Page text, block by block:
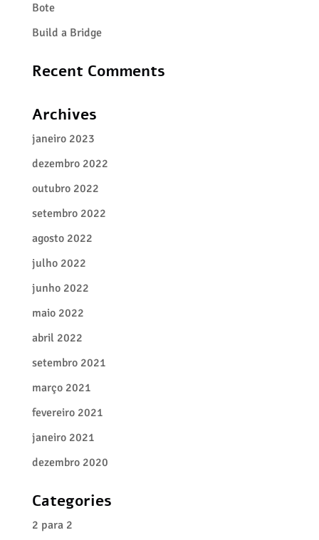
Bote
Build a Bridge
Recent Comments
Archives
janeiro 2023
dezembro 2022
outubro 2022
setembro 2022
agosto 2022
julho 2022
junho 2022
maio 2022
abril 2022
setembro 2021
março 2021
fevereiro 2021
janeiro 2021
dezembro 2020
Categories
2 para 2